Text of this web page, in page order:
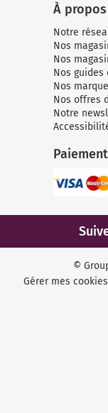
À
Notre
Nos
Nos
Nos guides
Nos
Nos offres
Notre
©
Gérer mes cookies